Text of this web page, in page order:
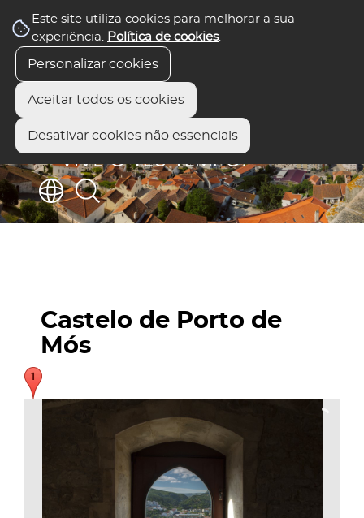
Este site utiliza cookies para melhorar a sua
experiência. Política de cookies.
Personalizar cookies
Aceitar todos os cookies
Desativar cookies não essenciais
Castelo de Porto de
Mós